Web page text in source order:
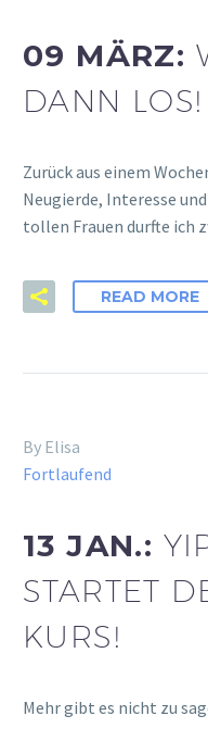
09 MÄRZ:
DANN LOS!
Zurück aus einem
Neugierde, Interesse
tollen Frauen durfte ich
READ MORE
By Elisa
Fortlaufend
13 JAN.:
STARTET
KURS!
Mehr gibt es nicht zu